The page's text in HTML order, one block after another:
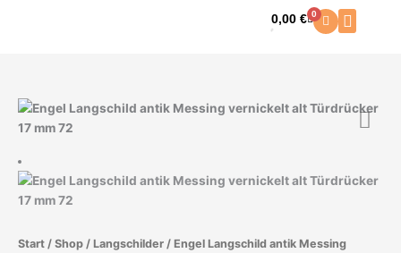
0,00€ 0
Warenkorb
Start / Shop / Langschilder / Engel Langschild antik Messing